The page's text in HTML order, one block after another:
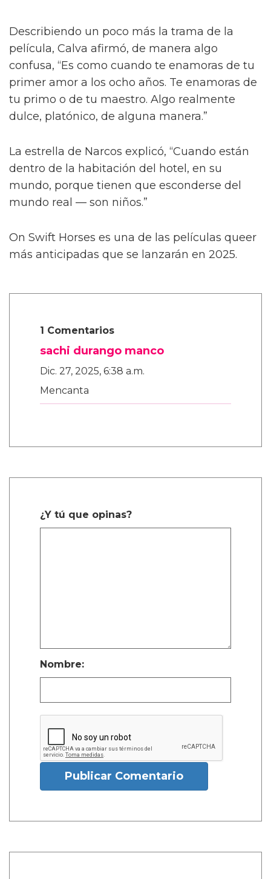
Describiendo un poco más la trama de la
película, Calva afirmó, de manera algo
confusa, “Es como cuando te enamoras de tu
primer amor a los ocho años. Te enamoras de
tu primo o de tu maestro. Algo realmente
dulce, platónico, de alguna manera.”
La estrella de Narcos explicó, “Cuando están
dentro de la habitación del hotel, en su
mundo, porque tienen que esconderse del
mundo real — son niños.”
On Swift Horses es una de las películas queer
más anticipadas que se lanzarán en 2025.
1 Comentarios
sachi durango manco
Dic. 27, 2025, 6:38 a.m.
Mencanta
¿Y tú que opinas?
Nombre:
Publicar Comentario